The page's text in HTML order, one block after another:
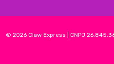
©2026 Claw Express |CNPJ